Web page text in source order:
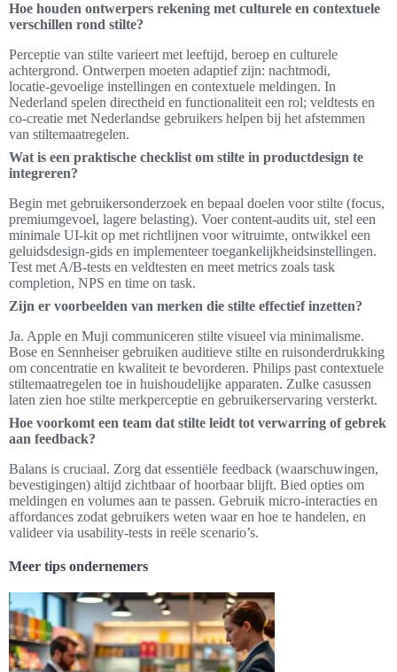
Hoe houden ontwerpers rekening met culturele en contextuele
verschillen rond stilte?
Perceptie van stilte varieert met leeftijd, beroep en culturele
achtergrond. Ontwerpen moeten adaptief zijn: nachtmodi,
locatie‑gevoelige instellingen en contextuele meldingen. In
Nederland spelen directheid en functionaliteit een rol; veldtests en
co‑creatie met Nederlandse gebruikers helpen bij het afstemmen
van stiltemaatregelen.
Wat is een praktische checklist om stilte in productdesign te
integreren?
Begin met gebruikersonderzoek en bepaal doelen voor stilte (focus,
premiumgevoel, lagere belasting). Voer content‑audits uit, stel een
minimale UI‑kit op met richtlijnen voor witruimte, ontwikkel een
geluidsdesign‑gids en implementeer toegankelijkheidsinstellingen.
Test met A/B‑tests en veldtesten en meet metrics zoals task
completion, NPS en time on task.
Zijn er voorbeelden van merken die stilte effectief inzetten?
Ja. Apple en Muji communiceren stilte visueel via minimalisme.
Bose en Sennheiser gebruiken auditieve stilte en ruisonderdrukking
om concentratie en kwaliteit te bevorderen. Philips past contextuele
stiltemaatregelen toe in huishoudelijke apparaten. Zulke casussen
laten zien hoe stilte merkperceptie en gebruikerservaring versterkt.
Hoe voorkomt een team dat stilte leidt tot verwarring of gebrek
aan feedback?
Balans is cruciaal. Zorg dat essentiële feedback (waarschuwingen,
bevestigingen) altijd zichtbaar of hoorbaar blijft. Bied opties om
meldingen en volumes aan te passen. Gebruik micro‑interacties en
affordances zodat gebruikers weten waar en hoe te handelen, en
valideer via usability‑tests in reële scenario’s.
Meer tips ondernemers